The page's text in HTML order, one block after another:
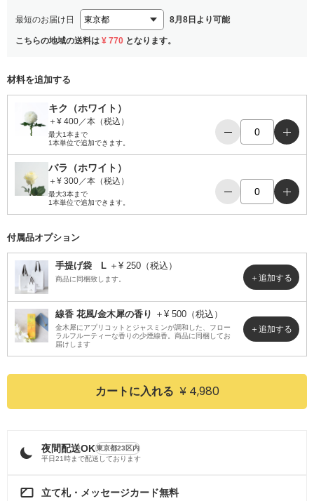
最短のお届け日 8月8日より可能
こちらの地域の送料は ¥ 770 となります。
材料を追加する
キク（ホワイト）
＋¥ 400／本（税込）
最大1本まで
1本単位で追加できます。
− ＋
バラ（ホワイト）
＋¥ 300／本（税込）
最大3本まで
1本単位で追加できます。
− ＋
付属品オプション
手提げ袋 L ＋¥ 250（税込）
商品に同梱致します。
線香 花風/金木犀の香り ＋¥ 500（税込）
金木犀にアプリコットとジャスミンが調和した、フロー
ラルフルーティーな香りの少煙線香。商品に同梱してお
届けします
カートに入れる ¥ 4,980
夜間配送OK東京都23区内
平日21時まで配送しております
立て札・メッセージカード無料